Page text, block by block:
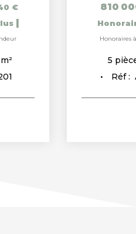
€
|
m²
810
Honoraires
5
Réf :